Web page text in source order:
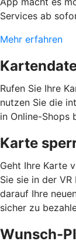
Services ab
Mehr erfahren
Rufen Sie Ihre
nutzen Sie die
in Online-Shops
Karte
Geht Ihre Karte
Sie sie in der
darauf Ihre
sicher zu
Wunsch-